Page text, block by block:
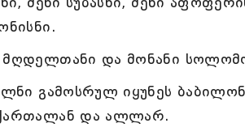
მღდელთანი და მონანი
გამოსრულ იყუნეს
და ალლარ.